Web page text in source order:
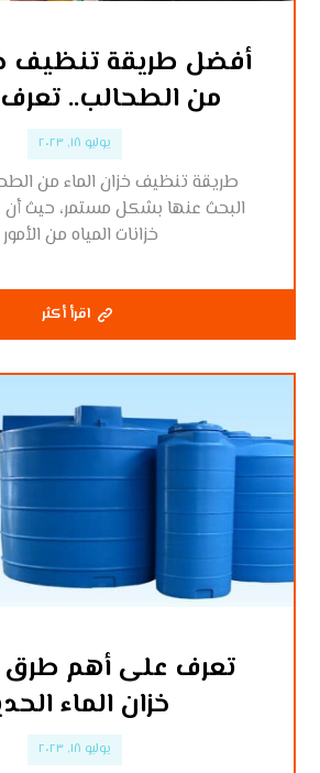
أفضل طريقة تنظيف
من الطحالب..
يوليو ١٨, ٢٠٢٣
طريقة تنظيف خزان الماء من
البحث عنها بشكل مستمر، حيث
خزانات المياه من
اقرأ أكثر
تعرف على أهم
خزان الماء
يوليو ١٨, ٢٠٢٣